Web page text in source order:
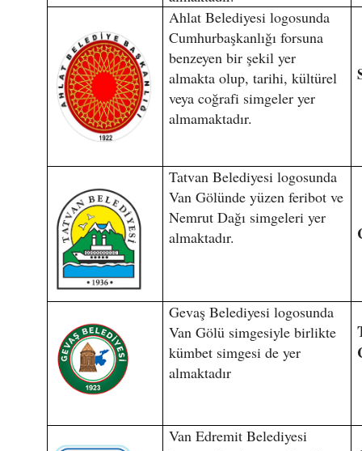
Ahlat Belediyesi logosunda
Cumhurbaşkanlığı forsuna
benzeyen bir şekil yer
almakta olup, tarihi, kültürel
veya coğrafi simgeler yer
almamaktadır.
Tatvan Belediyesi logosunda
Van Gölünde yüzen feribot ve
Nemrut Dağı simgeleri yer
almaktadır.
Gevaş Belediyesi logosunda
Van Gölü simgesiyle birlikte
kümbet simgesi de yer
almaktadır
Van Edremit Belediyesi